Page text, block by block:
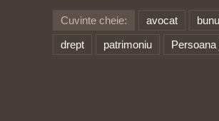
Cuvinte cheie: avocat
drept
patrimoniu Persoana